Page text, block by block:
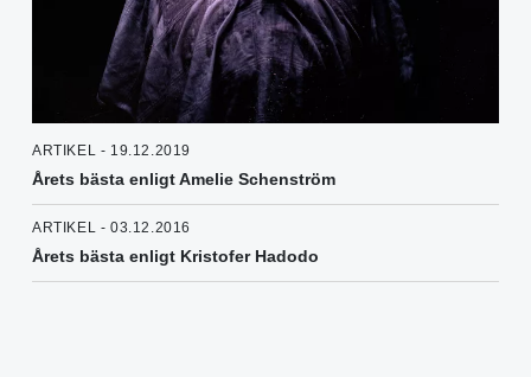
ARTIKEL - 19.12.2019
Årets bästa enligt Amelie Schenström
ARTIKEL - 03.12.2016
Årets bästa enligt Kristofer Hadodo